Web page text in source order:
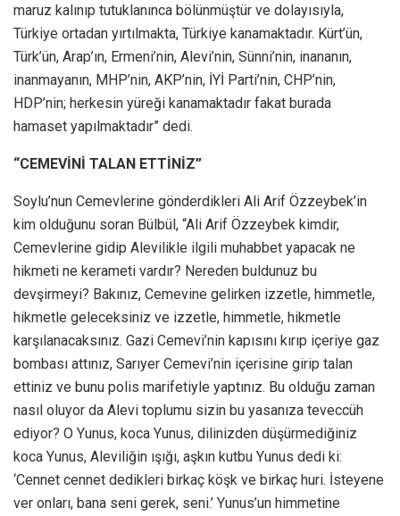
maruz kalınıp tutuklanınca bölünmüştür ve dolayısıyla,
Türkiye ortadan yırtılmakta, Türkiye kanamaktadır. Kürt’ün,
Türk’ün, Arap’ın, Ermeni’nin, Alevi’nin, Sünni’nin, inananın,
inanmayanın, MHP’nin, AKP’nin, İYİ Parti’nin, CHP’nin,
HDP’nin; herkesin yüreği kanamaktadır fakat burada
hamaset yapılmaktadır” dedi.
“CEMEVİNİ TALAN ETTİNİZ”
Soylu’nun Cemevlerine gönderdikleri Ali Arif Özzeybek’in
kim olduğunu soran Bülbül, “Ali Arif Özzeybek kimdir,
Cemevlerine gidip Alevilikle ilgili muhabbet yapacak ne
hikmeti ne kerameti vardır? Nereden buldunuz bu
devşirmeyi? Bakınız, Cemevine gelirken izzetle, himmetle,
hikmetle geleceksiniz ve izzetle, himmetle, hikmetle
karşılanacaksınız. Gazi Cemevi’nin kapısını kırıp içeriye gaz
bombası attınız, Sarıyer Cemevi’nin içerisine girip talan
ettiniz ve bunu polis marifetiyle yaptınız. Bu olduğu zaman
nasıl oluyor da Alevi toplumu sizin bu yasanıza teveccüh
ediyor? O Yunus, koca Yunus, dilinizden düşürmediğiniz
koca Yunus, Aleviliğin ışığı, aşkın kutbu Yunus dedi ki:
‘Cennet cennet dedikleri birkaç köşk ve birkaç huri. İsteyene
ver onları, bana seni gerek, seni.’ Yunus’un himmetine